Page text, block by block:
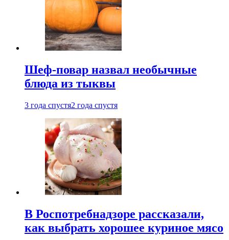
Шеф-повар назвал необычные
блюда из тыквы
3 года спустя2 года спустя
В Роспотребнадзоре рассказали,
как выбрать хорошее куриное мясо